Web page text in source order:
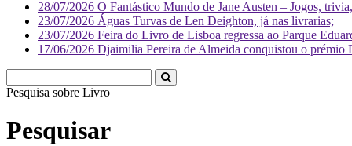
28/07/2026 O Fantástico Mundo de Jane Austen – Jogos,
23/07/2026 Águas Turvas de Len Deighton, já nas livrarias;
23/07/2026 Feira do Livro de Lisboa regressa ao Parque
17/06/2026 Djaimilia Pereira de Almeida conquistou o
Pesquisa sobre Liv
Pesquisar